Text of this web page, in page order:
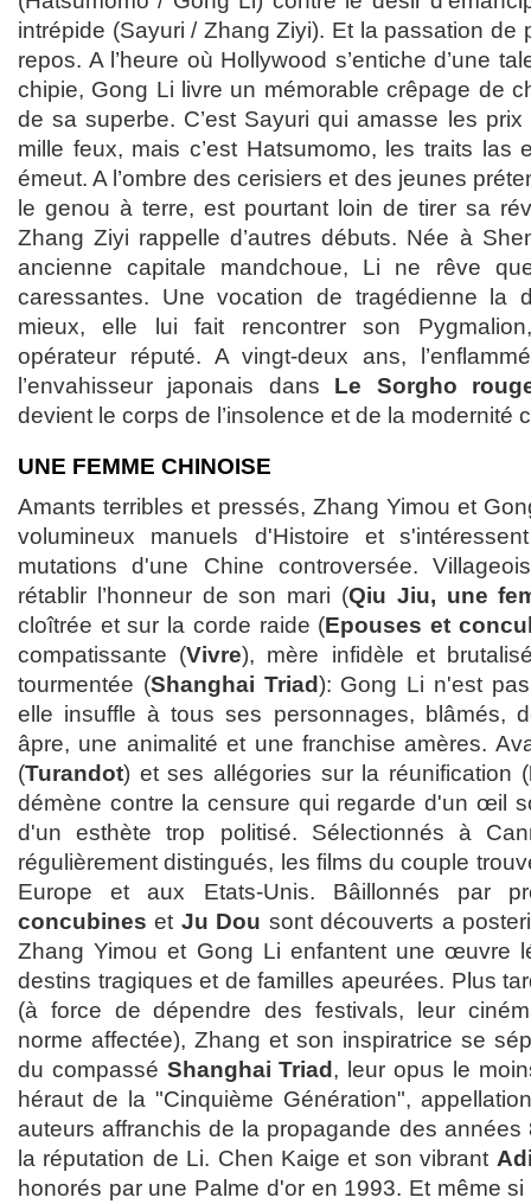
intrépide (Sayuri / Zhang Ziyi). Et la passation de
repos. A l’heure où Hollywood s’entiche d’une
chipie, Gong Li livre un mémorable crêpage de
de sa superbe. C’est Sayuri qui amasse les prix
mille feux, mais c’est Hatsumomo, les traits las
émeut. A l’ombre des cerisiers et des jeunes
le genou à terre, est pourtant loin de tirer sa
Zhang Ziyi rappelle d’autres débuts. Née à
ancienne capitale mandchoue, Li ne rêve
caressantes. Une vocation de tragédienne la
mieux, elle lui fait rencontrer son
opérateur réputé. A vingt-deux ans,
l’envahisseur japonais dans Le Sorgho
devient le corps de l’insolence et de la modernité
UNE FEMME CHINOISE
Amants terribles et pressés, Zhang Yimou et
volumineux manuels d'Histoire et
mutations d'une Chine controversée.
rétablir l’honneur de son mari (Qiu Jiu, une
cloîtrée et sur la corde raide (Epouses et
compatissante (Vivre), mère infidèle et
tourmentée (Shanghai Triad): Gong Li n'est
elle insuffle à tous ses personnages, blâmés,
âpre, une animalité et une franchise amères.
(Turandot) et ses allégories sur la réunification (
démène contre la censure qui regarde d'un œil
d'un esthète trop politisé. Sélectionnés à
régulièrement distingués, les films du couple
Europe et aux Etats-Unis. Bâillonnés par
concubines et Ju Dou sont découverts a
Zhang Yimou et Gong Li enfantent une œuvre
destins tragiques et de familles apeurées. Plus
(à force de dépendre des festivals, leur
norme affectée), Zhang et son inspiratrice se
du compassé Shanghai Triad , leur opus le
héraut de la "Cinquième Génération",
auteurs affranchis de la propagande des années
la réputation de Li. Chen Kaige et son vibrant
honorés par une Palme d'or en 1993. Et même